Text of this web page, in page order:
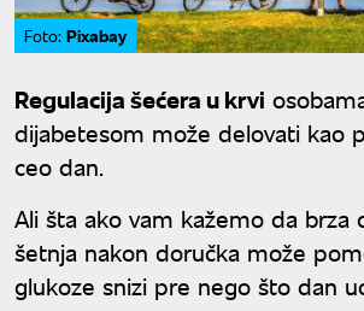
Foto: Pixabay
Regulacija šećera u krvi
dijabetesom može delovati kao
ceo dan.
Ali šta ako vam kažemo da brza
šetnja nakon doručka može
glukoze snizi pre nego što dan